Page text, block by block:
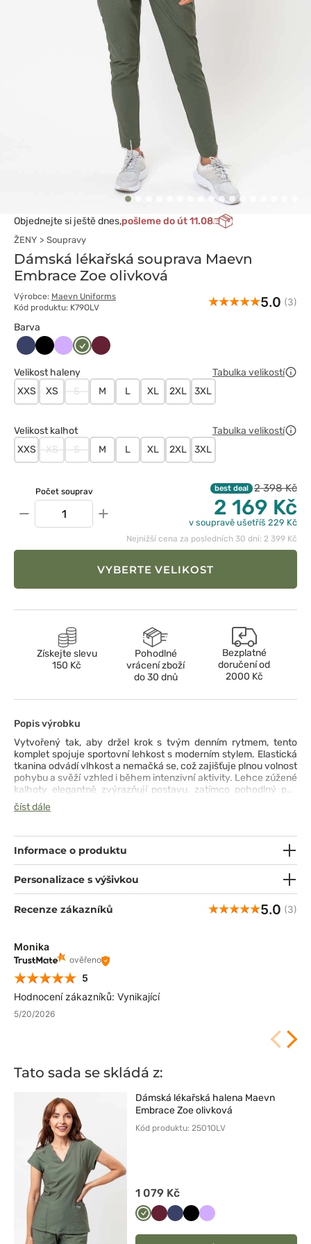
Objednejte si ještě dnes,pošleme do út 11.08
ŽENY Soupravy
Dámská lékařská souprava Maevn
Embrace Zoe olivková
Výrobce: Maevn Uniforms
Kód produktu: K79OLV
5.0 (3)
Barva
CiemnyCzarnyLawendowy
OliwkowyWiśniowy
Velikost haleny
Tabulka velikostí
XXS
XS S M L XL 2XL 3XL
Velikost kalhot
Tabulka velikostí
XXS
XS S M L XL 2XL 3XL
Počet souprav
− +
best deal 2 398 Kč
2 169 Kč
v soupravě ušetříš 229 Kč
Nejnižší cena za posledních 30 dní: 2 399 Kč
VYBERTE VELIKOST
Získejte slevu
150 Kč
Pohodlné
vrácení zboží
do 30 dnů
Bezplatné
doručení od
2000 Kč
Popis výrobku
Vytvořený tak, aby držel krok s tvým denním rytmem, tento
komplet spojuje sportovní lehkost s moderním stylem. Elastická
tkanina odvádí vlhkost a nemačká se, což zajišťuje plnou volnost
pohybu a svěží vzhled i během intenzivní aktivity. Lehce zúžené
kalhoty elegantně zvýrazňují postavu, zatímco pohodlný pas
a praktické kapsy umožňují mít vše po ruce bez omezení. Jemné
prošití a síťované panely zajišťují ventilaci a komfort v každé
hodí jak do práce, tak na aktivní den, nabízející pohodlí,
funkčnost a moderní vzhled v jednom.
číst dále
Informace o produktu
Personalizace s výšivkou
Recenze zákazníků 5.0 (3)
Monika
ověřeno
5
Hodnocení zákazníků: Vynikající
5/20/2026
Tato sada se skládá z:
Dámská lékařská halena Maevn
Embrace Zoe olivková
Kód produktu: 2501OLV
1 079 Kč
Oliwkowy
Wiśniowy
CiemnyCzarnyLawendowy